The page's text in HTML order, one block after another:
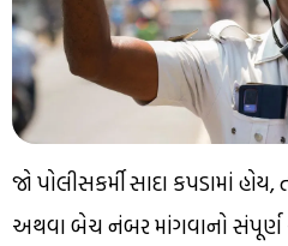
જો પોલીસકર્મી સાદા કપડામાં
અથવા બેચ નંબર માંગવાનો સંપૂર્ણ